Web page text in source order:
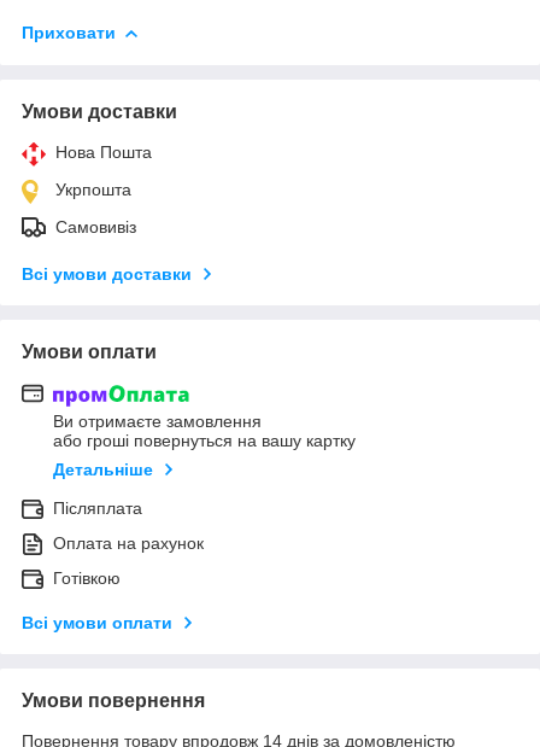
Приховати
Умови доставки
Нова Пошта
Укрпошта
Самовивіз
Всі умови доставки
Умови оплати
Ви отримаєте замовлення
або гроші повернуться на вашу картку
Детальніше
Післяплата
Оплата на рахунок
Готівкою
Всі умови оплати
Умови повернення
Повернення товару впродовж 14 днів за домовленістю